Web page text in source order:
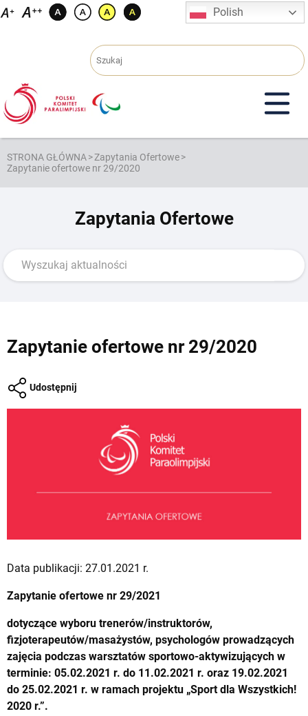
Przejdź
Polish
STRONA GŁÓWNA>Zapytania Ofertowe>
Zapytanie ofertowe nr 29/2020
Zapytania Ofertowe
Zapytanie ofertowe nr 29/2020
Udostępnij
Data publikacji: 27.01.2021 r.
Zapytanie ofertowe nr 29/2021
dotyczące wyboru trenerów/instruktorów,
fizjoterapeutów/masażystów, psychologów prowadzących
zajęcia podczas warsztatów sportowo-aktywizujących w
terminie: 05.02.2021 r. do 11.02.2021 r. oraz 19.02.2021
do 25.02.2021 r. w ramach projektu „Sport dla Wszystkich!
2020 r.”.